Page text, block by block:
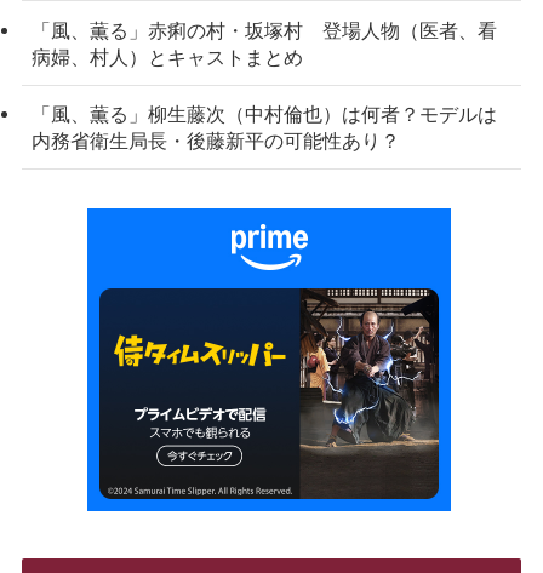
「風、薫る」赤痢の村・坂塚村 登場人物（医者、看
病婦、村人）とキャストまとめ
「風、薫る」柳生藤次（中村倫也）は何者？モデルは
内務省衛生局長・後藤新平の可能性あり？